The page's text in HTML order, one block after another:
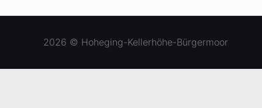
2026 © Hoheging-Kellerhöhe-Bürgermoor